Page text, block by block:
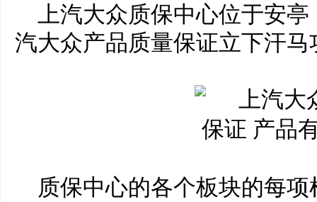
上汽大众质保中心位于安
汽大众产品质量保证立下汗马
质保中心的各个板块的每